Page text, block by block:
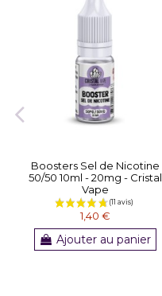
Boosters Sel de Nicotine
50/50 10ml - 20mg - Cristal
Vape
1,40 €
Ajouter au panier